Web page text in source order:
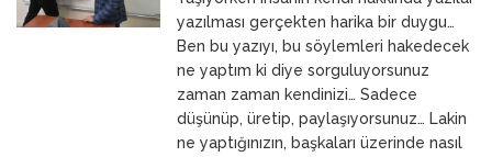
23 Mart 2026 ANNEMyazılması gerçekten harika bir duygu…
Ben bu yazıyı, bu söylemleri hakedecek
ne yaptım ki diye sorguluyorsunuz
zaman zaman kendinizi… Sadece
düşünüp, üretip, paylaşıyorsunuz… Lakin
ne yaptığınızın, başkaları üzerinde nasıl